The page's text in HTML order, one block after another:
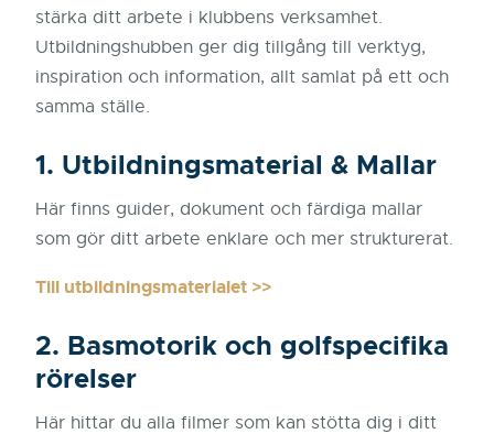
stärka ditt arbete i klubbens verksamhet.
Utbildningshubben ger dig tillgång till verktyg,
inspiration och information, allt samlat på ett och
samma ställe.
1. Utbildningsmaterial & Mallar
Här finns guider, dokument och färdiga mallar
som gör ditt arbete enklare och mer strukturerat.
Till utbildningsmaterialet >>
2. Basmotorik och golfspecifika
rörelser
Här hittar du alla filmer som kan stötta dig i ditt